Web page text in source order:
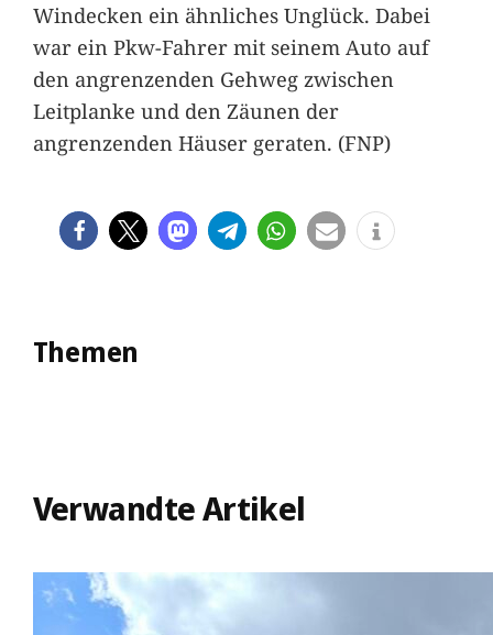
Windecken ein ähnliches Unglück. Dabei
war ein Pkw-Fahrer mit seinem Auto auf
den angrenzenden Gehweg zwischen
Leitplanke und den Zäunen der
angrenzenden Häuser geraten. (FNP)
Themen
Verwandte Artikel